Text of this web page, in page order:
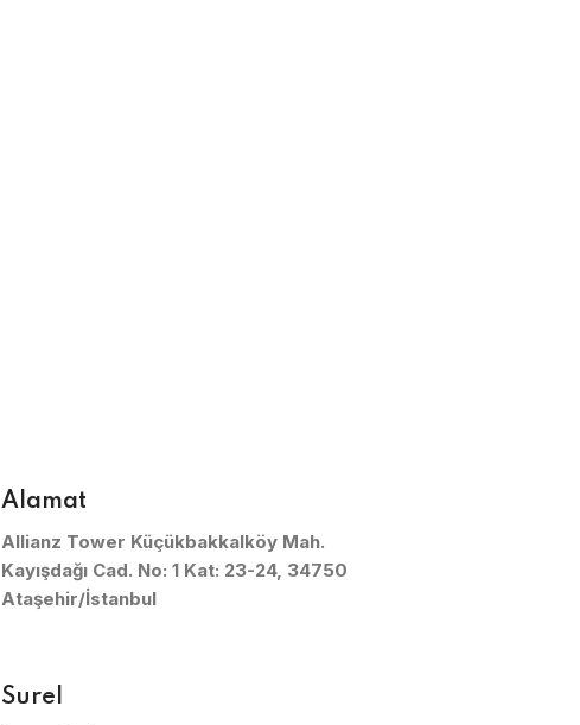
Alamat
Allianz Tower Küçükbakkalköy Mah.
Kayışdağı Cad. No: 1 Kat: 23-24, 34750
Ataşehir/İstanbul
Surel